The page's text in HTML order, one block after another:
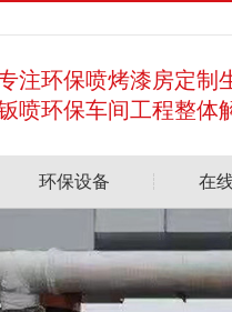
注环保喷烤漆房定制
喷环保车间工程整体
环保设备 在